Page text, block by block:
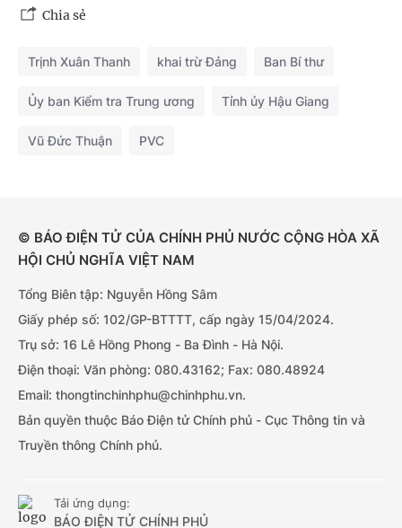
Chia sẻ
Trịnh Xuân Thanh khai trừ Đảng Ban Bí thư
Ủy ban Kiểm tra Trung ương Tỉnh ủy Hậu Giang
Vũ Đức Thuận PVC
© BÁO ĐIỆN TỬ CỦA CHÍNH PHỦ NƯỚC CỘNG HÒA XÃ
HỘI CHỦ NGHĨA VIỆT NAM
Tổng Biên tập: Nguyễn Hồng Sâm
Giấy phép số: 102/GP-BTTTT, cấp ngày 15/04/2024.
Trụ sở: 16 Lê Hồng Phong - Ba Đình - Hà Nội.
Điện thoại: Văn phòng: 080.43162; Fax: 080.48924
Email: thongtinchinhphu@chinhphu.vn.
Bản quyền thuộc Báo Điện tử Chính phủ - Cục Thông tin và
Truyền thông Chính phủ.
Tải ứng dụng:
BÁO ĐIỆN TỬ CHÍNH PHỦ